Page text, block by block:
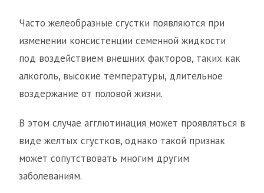
Часто желеобразные сгустки появляются при
изменении консистенции семенной жидкости
под воздействием внешних факторов, таких как
алкоголь, высокие температуры, длительное
воздержание от половой жизни.
В этом случае агглютинация может проявляться в
виде желтых сгустков, однако такой признак
может сопутствовать многим другим
заболеваниям.